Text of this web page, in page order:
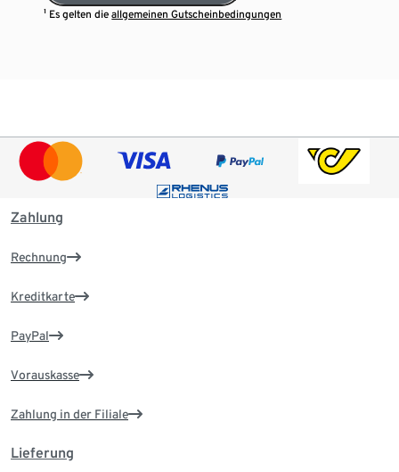
¹ Es gelten dieallgemeinen Gutscheinbedingungen
Zahlung
Rechnung
Kreditkarte
PayPal
Vorauskasse
Zahlung in der Filiale
Lieferung